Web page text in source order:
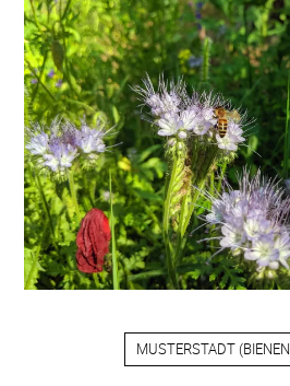
MUSTERSTADT (